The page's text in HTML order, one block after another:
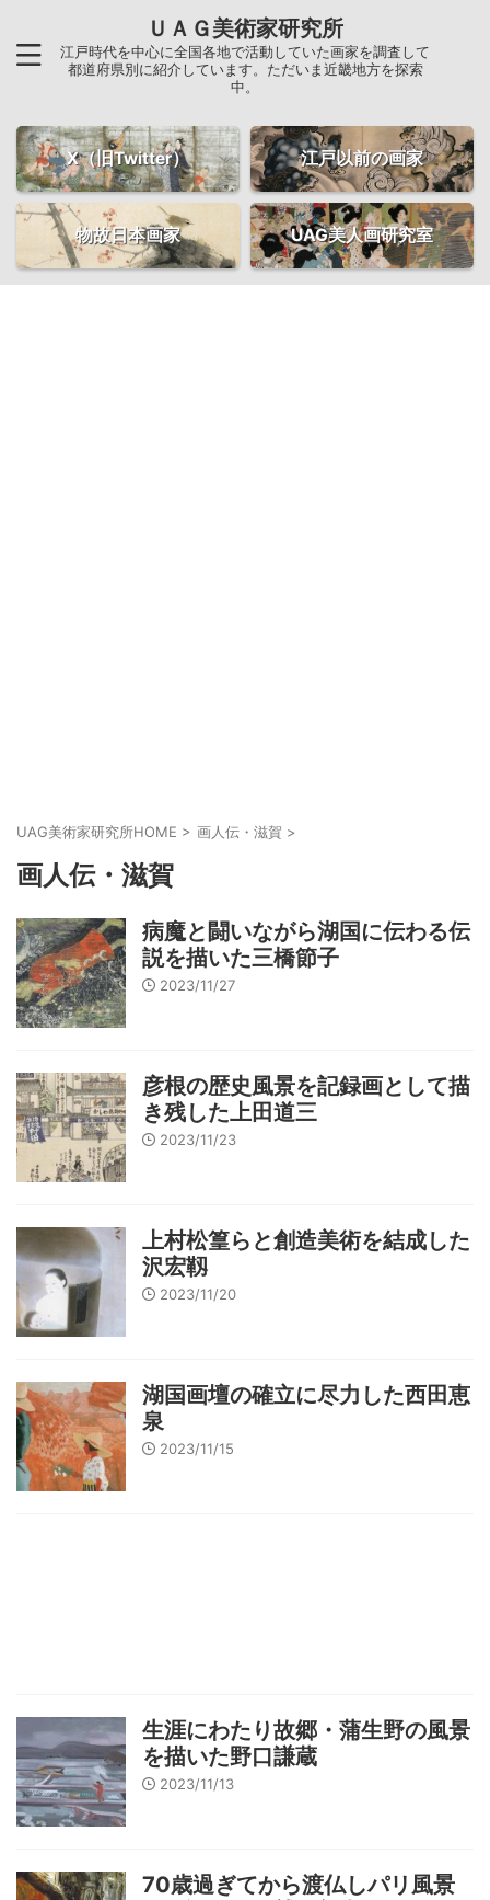
ＵＡＧ美術家研究所
江戸時代を中心に全国各地で活動していた画家を調査して
都道府県別に紹介しています。ただいま近畿地方を探索
中。
X（旧Twitter） 江戸以前の画家
物故日本画家 UAG美人画研究室
UAG美術家研究所HOME > 画人伝・滋賀 >
画人伝・滋賀
病魔と闘いながら湖国に伝わる伝
説を描いた三橋節子
2023/11/27
彦根の歴史風景を記録画として描
き残した上田道三
2023/11/23
上村松篁らと創造美術を結成した
沢宏靱
2023/11/20
湖国画壇の確立に尽力した西田恵
泉
2023/11/15
生涯にわたり故郷・蒲生野の風景
を描いた野口謙蔵
2023/11/13
70歳過ぎてから渡仏しパリ風景